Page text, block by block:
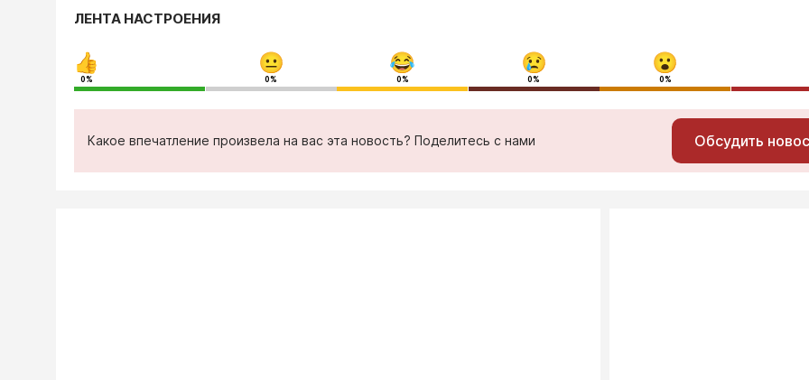
ЛЕНТА НАСТРОЕНИЯ
0% 0% 0% 0% 0%
Какое впечатление произвела на вас эта новость? Поделитесь с нами Обсудить